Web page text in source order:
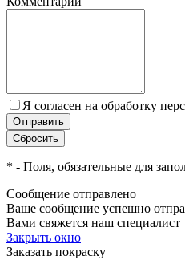
Я согласен на обработку
* - Поля, обязательные для
Сообщение отправлено
Ваше сообщение успешно
Вами свяжется наш специалист
Закрыть окно
Заказать покраску